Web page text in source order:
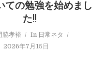
ての勉強を始めまし
た!!
脇孝裕 In 日常ネタ
2026年7月15日